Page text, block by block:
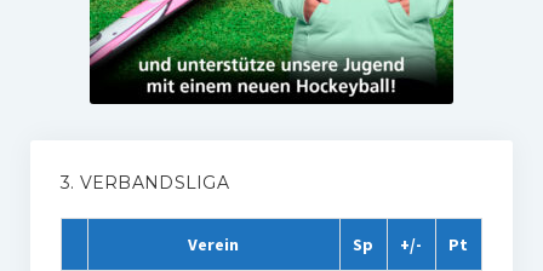
3. VERBANDSLIGA
Verein Sp +/- Pt